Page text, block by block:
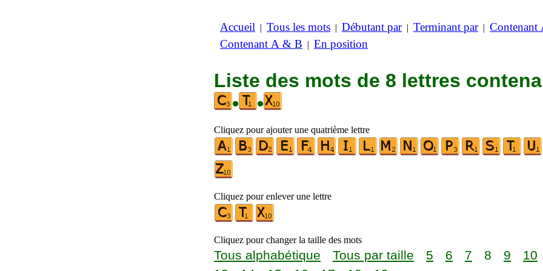
Accueil | Tous les mots | Débutant par| Terminant par| Contenant
Contenant A & B | En position
Liste des mots de 8 lettres
•
•
Cliquez pour ajouter une quatrième lettre
Cliquez pour enlever une lettre
Cliquez pour changer la taille des mots
Tous alphabétique Tous par taille 5 6 7 8 9 10